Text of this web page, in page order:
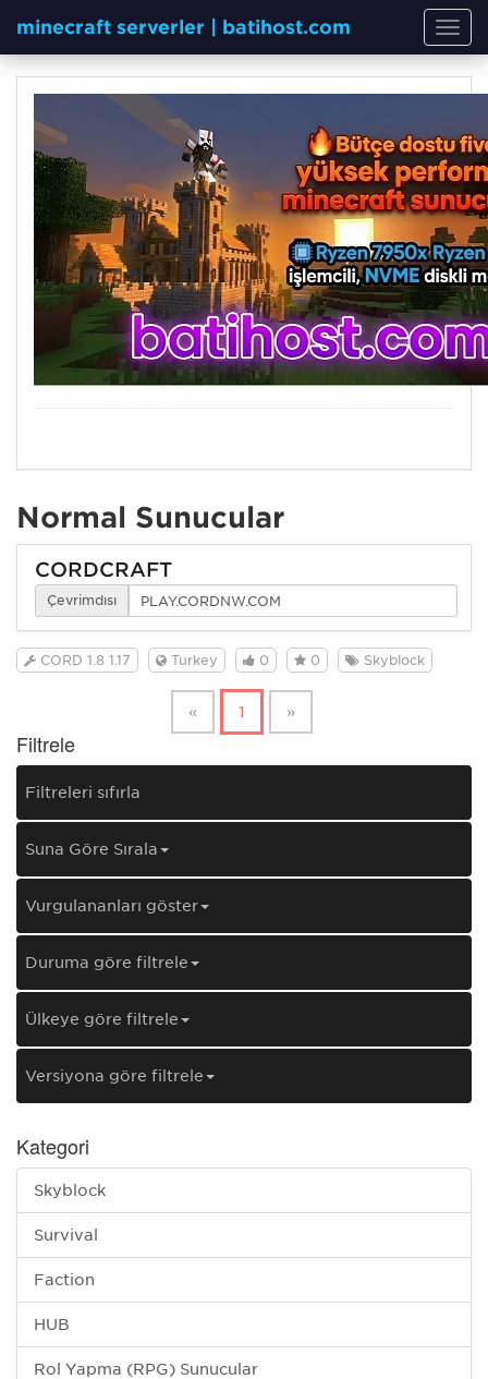
minecraft serverler | batihost.com
Normal Sunucular
CORDCRAFT
Çevrimdışı
CORD 1.8 1.17 Turkey 0 0 Skyblock
« 1 »
Filtrele
Filtreleri sıfırla
Şuna Göre Sırala
Vurgulananları göster
Duruma göre filtrele
Ülkeye göre filtrele
Versiyona göre filtrele
Kategori
Skyblock
Survival
Faction
HUB
Rol Yapma (RPG) Sunucular